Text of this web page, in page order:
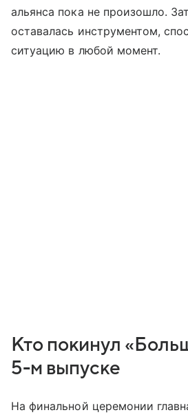
альянса пока не произошло.
оставалась инструментом,
ситуацию в любой момент.
Кто покинул
5-м выпуске
На финальной церемонии